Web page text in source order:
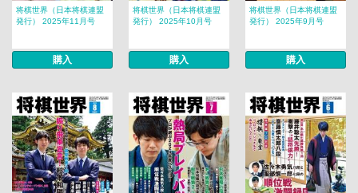
将棋世界（日本将棋連盟
発行） 2025年11月号
購入
将棋世界（日本将棋連盟
発行） 2025年10月号
購入
将棋世界（日本将棋連盟
発行） 2025年9月号
購入